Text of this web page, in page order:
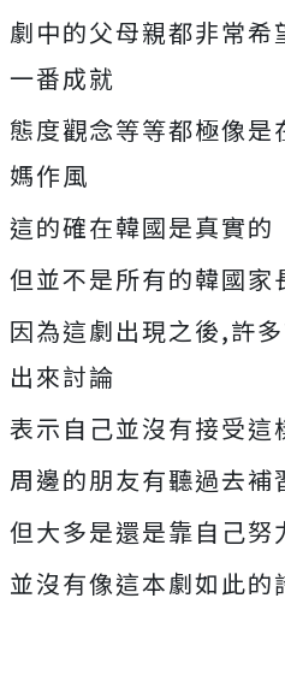
劇中的父母親都非常希
一番成就
態度觀念等等都極像是
媽作風
這的確在韓國是真實的
但並不是所有的韓國家
因為這劇出現之後,許
出來討論
表示自己並沒有接受這
周邊的朋友有聽過去補
但大多是還是靠自己努
並沒有像這本劇如此的